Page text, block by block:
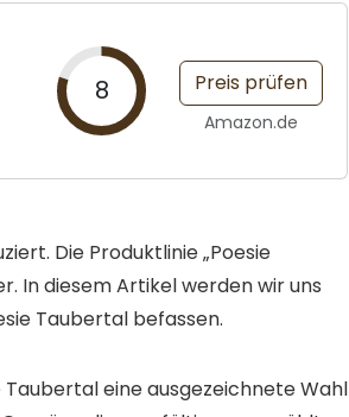
8 Preis prüfen
Amazon.de
Die Produktlinie „Poesie
In diesem Artikel werden wir uns
Taubertal befassen.
eine ausgezeichnete Wahl